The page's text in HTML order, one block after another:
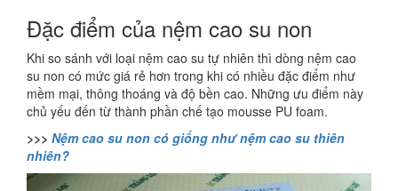
Đặc điểm của nệm cao su non
Khi so sánh với loại nệm cao su tự nhiên thì dòng nệm cao
su non có mức giá rẻ hơn trong khi có nhiều đặc điểm như
mềm mại, thông thoáng và độ bền cao. Những ưu điểm này
chủ yếu đến từ thành phần chế tạo mousse PU foam.
>>> Nệm cao su non có giống như nệm cao su thiên
nhiên?